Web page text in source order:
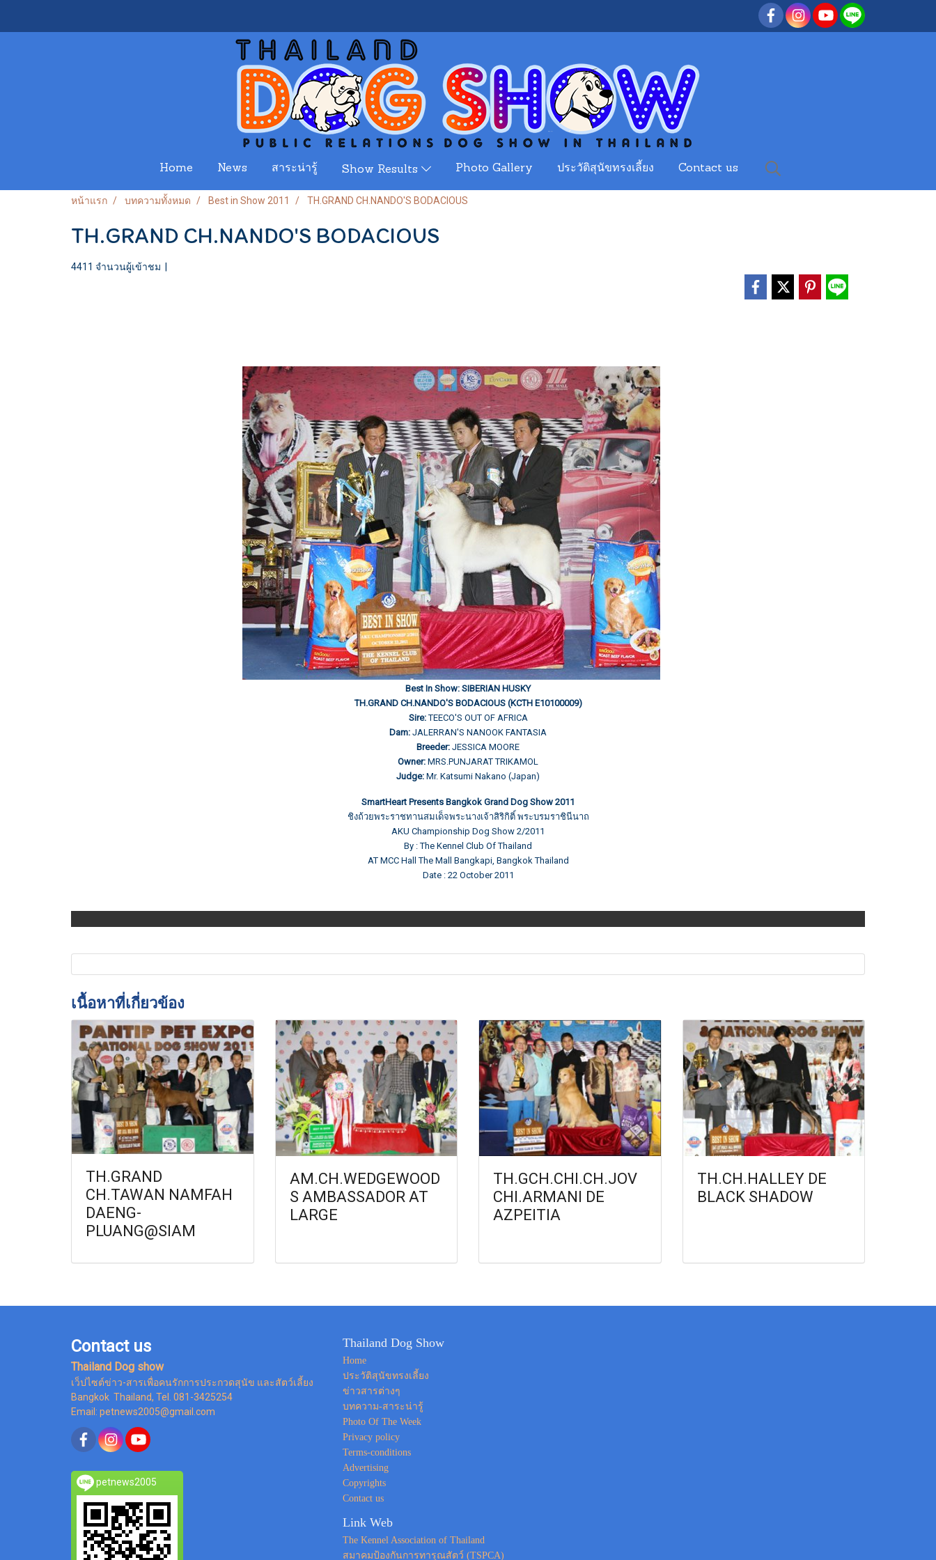
Home News สาระน่ารู้ Show Results Photo Gallery ประวัติสุนัขทรงเลี้ยง Contact us
หน้าแรก บทความทั้งหมด Best in Show 2011 TH.GRAND CH.NANDO'S BODACIOUS
TH.GRAND CH.NANDO'S BODACIOUS
4411 จำนวนผู้เข้าชม |
Best In Show: SIBERIAN HUSKY
TH.GRAND CH.NANDO'S BODACIOUS (KCTH E10100009)
Sire:TEECO'S OUT OF AFRICA
Dam: JALERRAN'S NANOOK FANTASIA
Breeder: JESSICA MOORE
Owner: MRS.PUNJARAT TRIKAMOL
Judge: Mr. Katsumi Nakano (Japan)
SmartHeart Presents Bangkok Grand Dog Show 2011
ชิงถ้วยพระราชทานสมเด็จพระนางเจ้าสิริกิติ์ พระบรมราชินีนาถ
AKU Championship Dog Show 2/2011
By : The Kennel Club Of Thailand
AT MCC Hall The Mall Bangkapi, Bangkok Thailand
Date : 22 October 2011
เนื้อหาที่เกี่ยวข้อง
TH.GRAND
CH.TAWAN NAMFAH
DAENG-
PLUANG@SIAM
AM.CH.WEDGEWOOD
S AMBASSADOR AT
LARGE
TH.GCH.CHI.CH.JOV
CHI.ARMANI DE
AZPEITIA
TH.CH.HALLEY DE
BLACK SHADOW
Contact us
Thailand Dog show
เว็ปไซต์ข่าว-สารเพื่อคนรักการประกวดสุนัข และสัตว์เลี้ยง
Bangkok Thailand, Tel. 081-3425254
Email: petnews2005@gmail.com
petnews2005
Thailand Dog Show
Home
ประวัติสุนัขทรงเลี้ยง
ข่าวสารต่างๆ
บทความ-สาระน่ารู้
Photo Of The Week
Privacy policy
Terms-conditions
Advertising
Copyrights
Contact us
Link Web
The Kennel Association of Thailand
สมาคมป้องกันการทารุณสัตว์ (TSPCA)